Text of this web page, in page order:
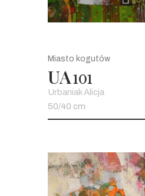
Miasto kogutów
UA101
Urbaniak Alicja
50/40 cm